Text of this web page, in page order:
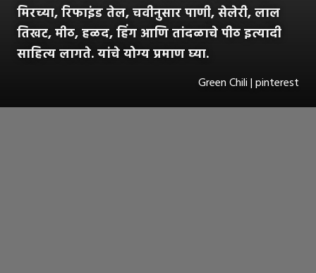
मिरच्या, रिफाइंड तेल, चवीनुसार पाणी, सेलेरी, लाल
तिखट, मीठ, हळद, हिंग आणि तांदळाचे पीठ इत्यादी
साहित्य लागते. यांचे योग्य प्रमाण घ्या.
Green Chili | pinterest